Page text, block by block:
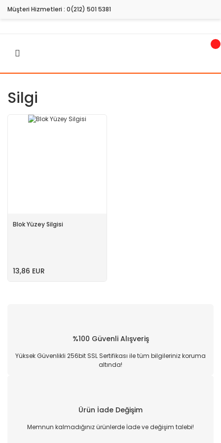
Müşteri Hizmetleri : 0(212) 501 5381
Silgi
Blok Yüzey Silgisi
13,86 EUR
%100 Güvenli Alışveriş
Yüksek Güvenlikli 256bit SSL Sertifikası ile tüm bilgileriniz koruma
altında!
Ürün İade Değişim
Memnun kalmadığınız ürünlerde İade ve değişim talebi!